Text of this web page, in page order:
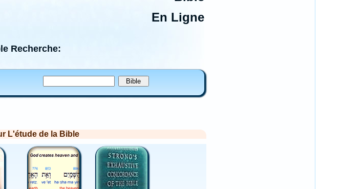
En Ligne
Recherche:
L'étude de la Bible